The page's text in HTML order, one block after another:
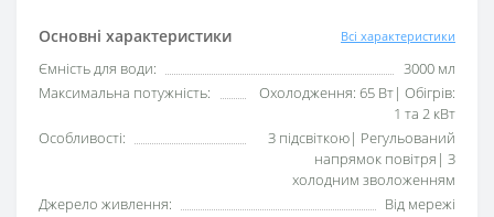
Основні характеристики Всі характеристики
Ємність для води:
3000 мл
Максимальна потужність:
Охолодження: 65 Вт| Обігрів:
1 та 2 кВт
Особливості:
З підсвіткою| Регульований
напрямок повітря| З
холодним зволоженням
Джерело живлення:
Від мережі